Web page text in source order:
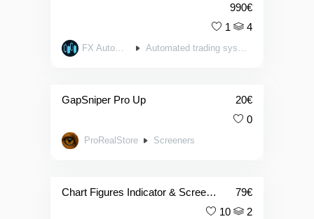
990€
1
4
FX Automate Automated trading systems
GapSniper Pro Up 20€
0
ProRealStore Screeners
Chart Figures Indicator & Screener 79€
10
2